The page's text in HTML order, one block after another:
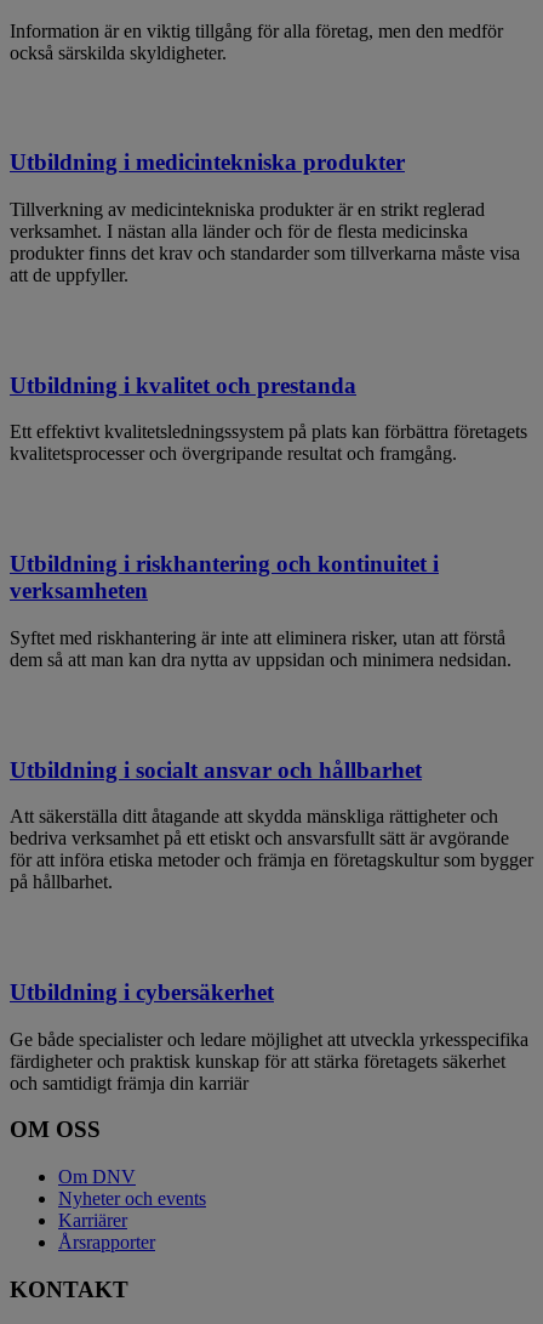
Information är en viktig tillgång för alla företag, men den medför
också särskilda skyldigheter.
Utbildning i medicintekniska produkter
Tillverkning av medicintekniska produkter är en strikt reglerad
verksamhet. I nästan alla länder och för de flesta medicinska
produkter finns det krav och standarder som tillverkarna måste visa
att de uppfyller.
Utbildning i kvalitet och prestanda
Ett effektivt kvalitetsledningssystem på plats kan förbättra företagets
kvalitetsprocesser och övergripande resultat och framgång.
Utbildning i riskhantering och kontinuitet i
verksamheten
Syftet med riskhantering är inte att eliminera risker, utan att förstå
dem så att man kan dra nytta av uppsidan och minimera nedsidan.
Utbildning i socialt ansvar och hållbarhet
Att säkerställa ditt åtagande att skydda mänskliga rättigheter och
bedriva verksamhet på ett etiskt och ansvarsfullt sätt är avgörande
för att införa etiska metoder och främja en företagskultur som bygger
på hållbarhet.
Utbildning i cybersäkerhet
Ge både specialister och ledare möjlighet att utveckla yrkesspecifika
färdigheter och praktisk kunskap för att stärka företagets säkerhet
och samtidigt främja din karriär
OM OSS
Om DNV
Nyheter och events
Karriärer
Årsrapporter
KONTAKT